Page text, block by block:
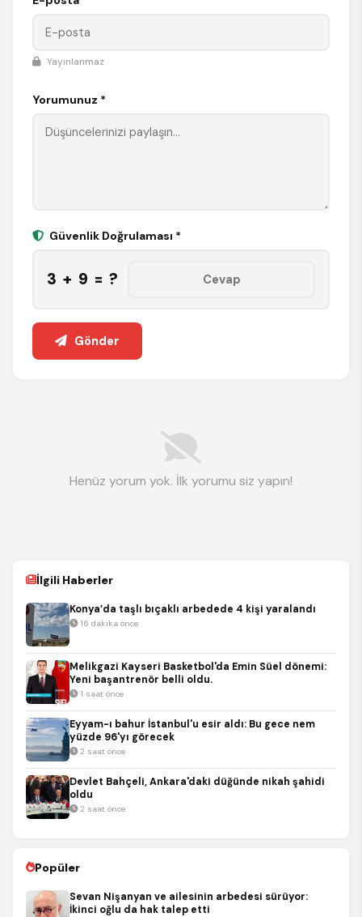
Yayınlanmaz
Yorumunuz *
Güvenlik Doğrulaması *
3 + 9 = ?
Gönder
Henüz yorum yok. İlk yorumu siz yapın!
İlgili Haberler
Konya’da taşlı bıçaklı arbedede 4 kişi yaralandı
16 dakika önce
Melikgazi Kayseri Basketbol'da Emin Süel dönemi:
Yeni başantrenör belli oldu.
1 saat önce
Eyyam-ı bahur İstanbul'u esir aldı: Bu gece nem
yüzde 96'yı görecek
2 saat önce
Devlet Bahçeli, Ankara'daki düğünde nikah şahidi
oldu
2 saat önce
Popüler
Sevan Nişanyan ve ailesinin arbedesi sürüyor:
İkinci oğlu da hak talep etti